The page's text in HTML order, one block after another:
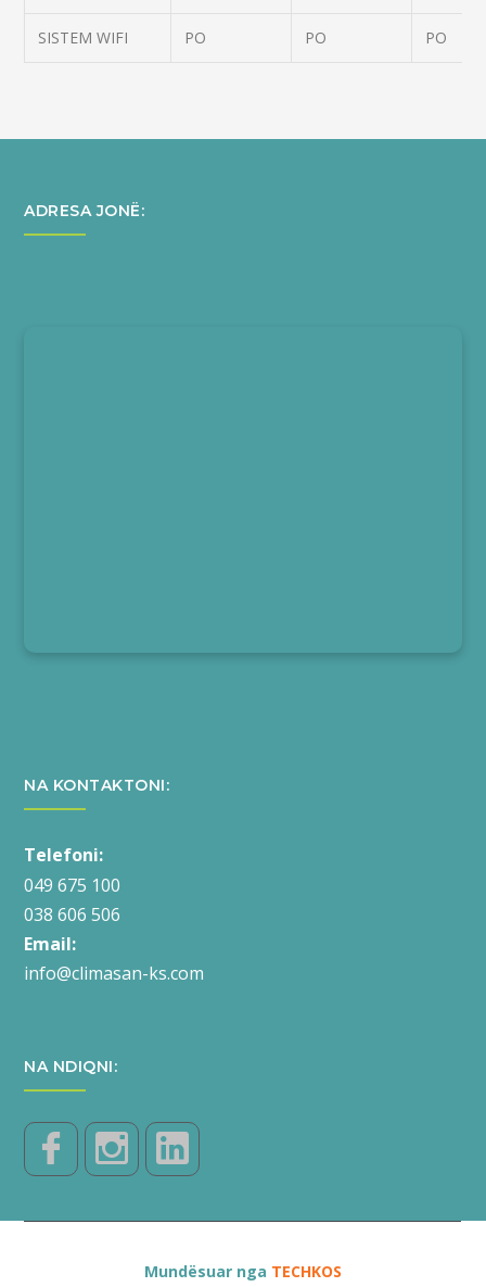
SISTEM WIFI PO PO PO
ADRESA JONË:
NA KONTAKTONI:
Telefoni:
049 675 100
038 606 506
Email:
info@climasan-ks.com
NA NDIQNI:
Mundësuar nga TECHKOS